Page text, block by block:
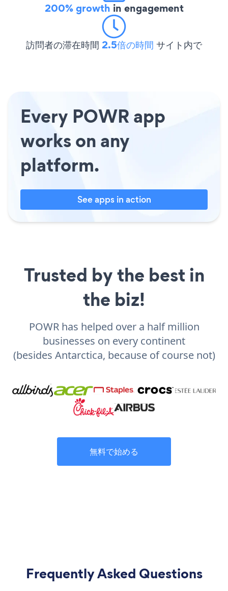
200% growth in engagement
訪問者の滞在時間 2.5倍の時間 サイト内で
Every POWR app
works on any
platform.
See apps in action
Trusted by the best in
the biz!
POWR has helped over a half million
businesses on every continent
(besides Antarctica, because of course not)
無料で始める
Frequently Asked Questions